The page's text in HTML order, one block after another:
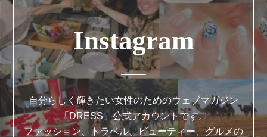
Instagram
自分らしく輝きたい女性のためのウェブマガジン
「DRESS」公式アカウントです。
ファッション、トラベル、ビューティー、グルメの